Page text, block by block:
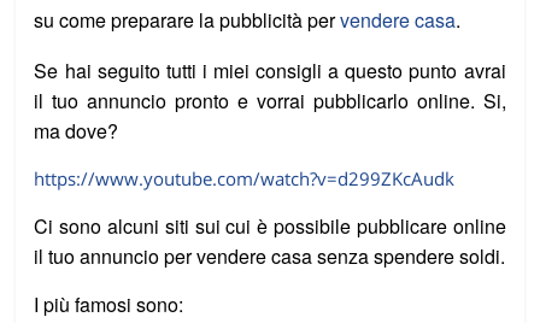
su come preparare la pubblicità pervendere casa.
Se hai seguito tutti i miei consigli a questo punto avrai
il tuo annuncio pronto e vorrai pubblicarlo online. Si,
ma dove?
https://www.youtube.com/watch?v=d299ZKcAudk
Ci sono alcuni siti sui cui è possibile pubblicare online
il tuo annuncio per vendere casa senza spendere soldi.
I più famosi sono: